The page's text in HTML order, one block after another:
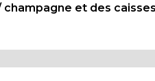
et des